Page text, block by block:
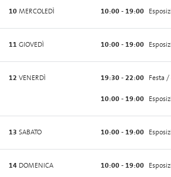
10 MERCOLEDÌ 10:00 - 19:00
11 GIOVEDÌ 10:00 - 19:00
12 VENERDÌ 19:30 - 22:00 Festa /
10:00 - 19:00
13 SABATO 10:00 - 19:00
14 DOMENICA 10:00 - 19:00